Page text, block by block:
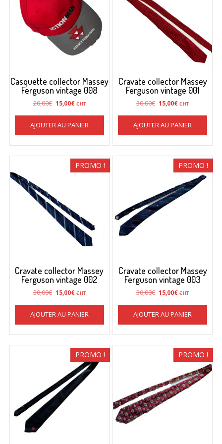
Casquette collector Massey
Ferguson vintage 008
20,00€ Le
était :
20,00€.
15,00€Le
est :
15,00€.
€ HT
AJOUTER AU PANIER
Cravate collector Massey
Ferguson vintage 001
30,00€ Le
était :
30,00€.
15,00€Le
est :
15,00€.
€ HT
AJOUTER AU PANIER
PROMO !
Cravate collector Massey
Ferguson vintage 002
30,00€ Le
était :
30,00€.
15,00€Le
est :
15,00€.
€ HT
AJOUTER AU PANIER
PROMO !
Cravate collector Massey
Ferguson vintage 003
30,00€ Le
était :
30,00€.
15,00€Le
est :
15,00€.
€ HT
AJOUTER AU PANIER
PROMO ! PROMO !